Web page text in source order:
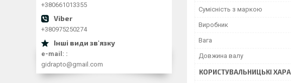
Сумісність з маркою
Виробник
Вага
Довжина валу
КОРИСТУВАЛЬНИЦЬКІ
+380661013355
+380975250274
e-mail:
gidrapto@gmail.com